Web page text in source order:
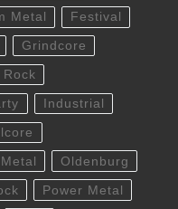
Metal Festival
Grindcore
Rock
Industrial
Oldenburg
Power Metal